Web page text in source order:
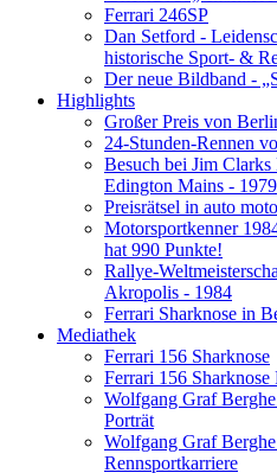
Ferrari 246SP
Dan Setford -
historische Sport- &
Der neue Bildband -
Highlights
Großer Preis von
24-Stunden-Rennen
Besuch bei Jim Clarks
Edington Mains - 1979
Preisrätsel in auto
Motorsportkenner
hat 990 Punkte!
Rallye-
Akropolis - 1984
Ferrari Sharknose in
Mediathek
Ferrari 156 Sharknose
Ferrari 156 Sharknose
Wolfgang Graf
Porträt
Wolfgang Graf
Rennsportkarriere